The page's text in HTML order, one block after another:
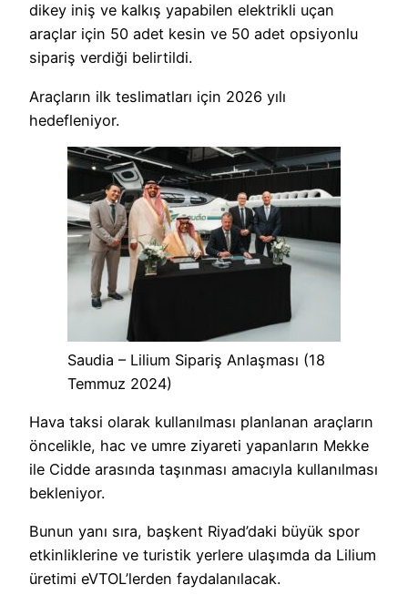
dikey iniş ve kalkış yapabilen elektrikli uçan
araçlar için 50 adet kesin ve 50 adet opsiyonlu
sipariş verdiği belirtildi.
Araçların ilk teslimatları için 2026 yılı
hedefleniyor.
Saudia – Lilium Sipariş Anlaşması (18
Temmuz 2024)
Hava taksi olarak kullanılması planlanan araçların
öncelikle, hac ve umre ziyareti yapanların Mekke
ile Cidde arasında taşınması amacıyla kullanılması
bekleniyor.
Bunun yanı sıra, başkent Riyad’daki büyük spor
etkinliklerine ve turistik yerlere ulaşımda da Lilium
üretimi eVTOL’lerden faydalanılacak.